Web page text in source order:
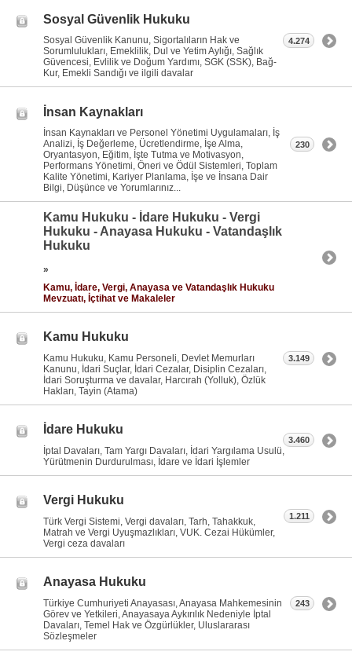
Sosyal Güvenlik Hukuku
Sosyal Güvenlik Kanunu, Sigortalıların Hak ve
Sorumlulukları, Emeklilik, Dul ve Yetim Aylığı, Sağlık
Güvencesi, Evlilik ve Doğum Yardımı, SGK (SSK), Bağ-
Kur, Emekli Sandığı ve ilgili davalar
4.274
İnsan Kaynakları
İnsan Kaynakları ve Personel Yönetimi Uygulamaları, İş
Analizi, İş Değerleme, Ücretlendirme, İşe Alma,
Oryantasyon, Eğitim, İşte Tutma ve Motivasyon,
Performans Yönetimi, Öneri ve Ödül Sistemleri, Toplam
Kalite Yönetimi, Kariyer Planlama, İşe ve İnsana Dair
Bilgi, Düşünce ve Yorumlarınız...
230
Kamu Hukuku - İdare Hukuku - Vergi
Hukuku - Anayasa Hukuku - Vatandaşlık
Hukuku
»
Kamu, İdare, Vergi, Anayasa ve Vatandaşlık Hukuku
Mevzuatı, İçtihat ve Makaleler
Kamu Hukuku
Kamu Hukuku, Kamu Personeli, Devlet Memurları
Kanunu, İdari Suçlar, İdari Cezalar, Disiplin Cezaları,
İdari Soruşturma ve davalar, Harcırah (Yolluk), Özlük
Hakları, Tayin (Atama)
3.149
İdare Hukuku
İptal Davaları, Tam Yargı Davaları, İdari Yargılama Usulü,
Yürütmenin Durdurulması, İdare ve İdari İşlemler
3.460
Vergi Hukuku
Türk Vergi Sistemi, Vergi davaları, Tarh, Tahakkuk,
Matrah ve Vergi Uyuşmazlıkları, VUK. Cezai Hükümler,
Vergi ceza davaları
1.211
Anayasa Hukuku
Türkiye Cumhuriyeti Anayasası, Anayasa Mahkemesinin
Görev ve Yetkileri, Anayasaya Aykırılık Nedeniyle İptal
Davaları, Temel Hak ve Özgürlükler, Uluslararası
Sözleşmeler
243